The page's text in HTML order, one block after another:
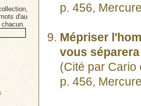
p. 456,
Mépriser
vous
(Cité par
p. 456,
d'au